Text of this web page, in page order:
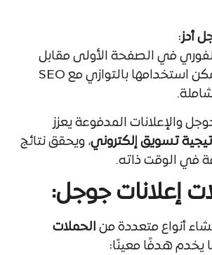
أدز:
في الصفحة الأولى مقابل
تكلفة مالية، ويمكن استخدامها بالتوازي مع SEO
والإعلانات المدفوعة يعزز
تسويق إلكتروني، ويحقق نتائج
في الوقت ذاته.
إعلانات جوجل:
أنواع متعددة من الحملات
يخدم هدفًا معينًا: